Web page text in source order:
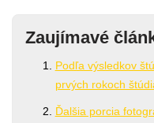
Zaujímavé
Podľa výsledkov
prvých rokoch
Ďalšia porcia